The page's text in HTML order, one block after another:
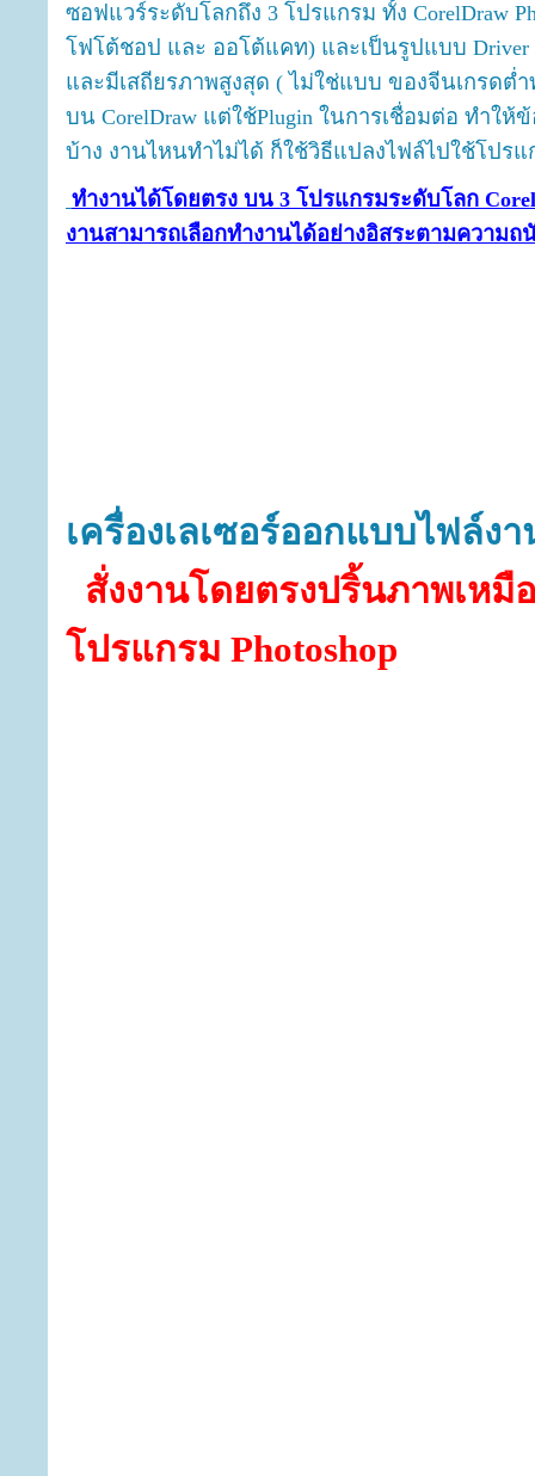
ซอฟแวร์ระดับโลกถึง 3 โปรแกรม ทั้ง CorelDraw
โฟโต้ชอป และ ออโต้แคท) และเป็นรูปแบบ Driver
และมีเสถียรภาพสูงสุด ( ไม่ใช่แบบ ของจีนเกรดต่
บน CorelDraw แต่ใช้Plugin ในการเชื่อมต่อ ทำให้
บ้าง งานไหนทำไม่ได้ ก็ใช้วิธีแปลงไฟล์ไปใช้โปร
ทำงานได้โดยตรง บน 3 โปรแกรมระดับโลก
งานสามารถเลือกทำงานได้อย่างอิสระตามความถ
เครื่องเลเซอร์ออกแบบไฟล์ง
สั่งงานโดยตรงปริ้นภาพเหมื
โปรแกรม Photoshop